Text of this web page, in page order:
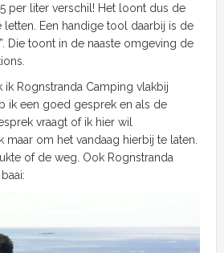
per liter verschil! Het loont dus de
Een handige tool daarbij is de
Die toont in de naaste omgeving de
ik Rognstranda Camping vlakbij
ik een goed gesprek en als de
vraagt of ik hier wil
maar om het vandaag hierbij te laten.
of de weg. Ook Rognstranda